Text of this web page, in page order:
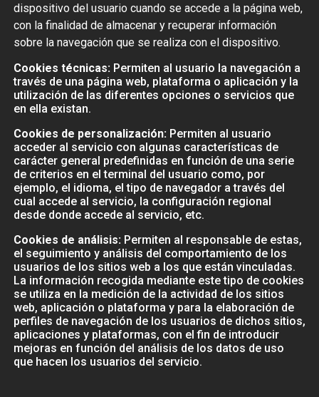
dispositivo del usuario cuando se accede a la página web,
con la finalidad de almacenar y recuperar información
sobre la navegación que se realiza con el dispositivo.
Cookies técnicas: Permiten al usuario la navegación a
través de una página web, plataforma o aplicación y la
utilización de las diferentes opciones o servicios que
en ella existan.
Cookies de personalización: Permiten al usuario
acceder al servicio con algunas características de
carácter general predefinidas en función de una serie
de criterios en el terminal del usuario como, por
ejemplo, el idioma, el tipo de navegador a través del
cual accede al servicio, la configuración regional
desde donde accede al servicio, etc.
Cookies de análisis: Permiten al responsable de estas,
el seguimiento y análisis del comportamiento de los
usuarios de los sitios web a los que están vinculadas.
La información recogida mediante este tipo de cookies
se utiliza en la medición de la actividad de los sitios
web, aplicación o plataforma y para la elaboración de
perfiles de navegación de los usuarios de dichos sitios,
aplicaciones y plataformas, con el fin de introducir
mejoras en función del análisis de los datos de uso
que hacen los usuarios del servicio.